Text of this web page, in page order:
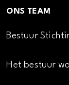
ONS TEAM
Bestuur
Het bestuur